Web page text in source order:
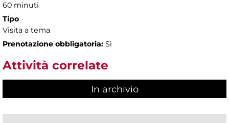
60 minuti
Tipo
Visita a tema
Prenotazione obbligatoria: Sì
Attività correlate
In archivio